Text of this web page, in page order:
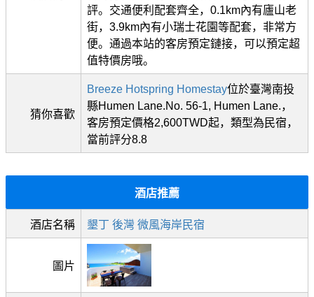
評。交通便利配套齊全，0.1km內有廬山老
街，3.9km內有小瑞士花園等配套，非常方
便。通過本站的客房預定鏈接，可以預定超
值特價房哦。
猜你喜歡
Breeze Hotspring Homestay位於臺灣南投
縣Humen Lane.No. 56-1, Humen Lane.，
客房預定價格2,600TWD起，類型為民宿，
當前評分8.8
酒店推薦
酒店名稱 墾丁 後灣 微風海岸民宿
圖片